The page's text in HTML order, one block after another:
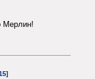
Мерлин!